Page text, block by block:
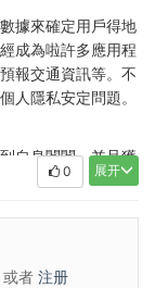
據來確定用戶得地
成為啦許多應用程
報交通資訊等。不
人隱私安定問題。
自身閣閣，並且獲
活動都額外實。應
展开
0
或者 注册